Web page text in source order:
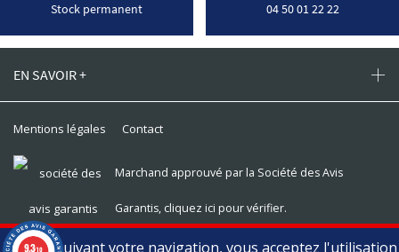
En poursuivant votre navigation, vous acceptez l'utilisation
Stock permanent
04 50 01 22 22
EN SAVOIR +
Mentions légales Contact
Marchand approuvé par la Société des Avis
Garantis, cliquez ici pour vérifier.
9.3/10